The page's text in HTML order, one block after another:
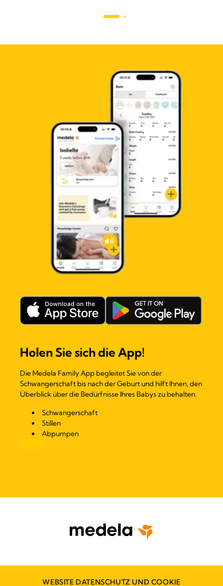
Holen Sie sich die App!
Die Medela Family App begleitet Sie von der
Schwangerschaft bis nach der Geburt und hilft Ihnen, den
Überblick über die Bedürfnisse Ihres Babys zu behalten.
Schwangerschaft
Stillen
Abpumpen
WEBSITE DATENSCHUTZ UND COOKIE